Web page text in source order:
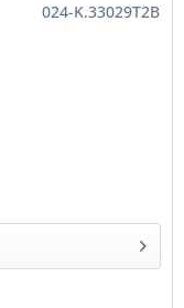
024-K.33029T2B